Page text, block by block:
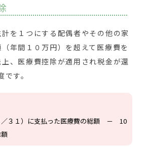
を１つにする配偶者やその他の家
年間１０万円）を超えて医療費を
、医療費控除が適用され税金が還
す。
／３１）に支払った医療費の総額 － 10